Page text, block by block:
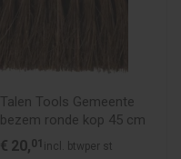
Talen Tools Gemeente
bezem ronde kop 45 cm
€ 20,01 incl. btwper st